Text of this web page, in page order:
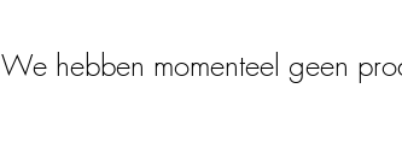
We hebben momenteel geen